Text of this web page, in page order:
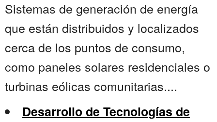
Sistemas de generación de energía
que están distribuidos y localizados
cerca de los puntos de consumo,
como paneles solares residenciales o
turbinas eólicas comunitarias....
Desarrollo de Tecnologías de